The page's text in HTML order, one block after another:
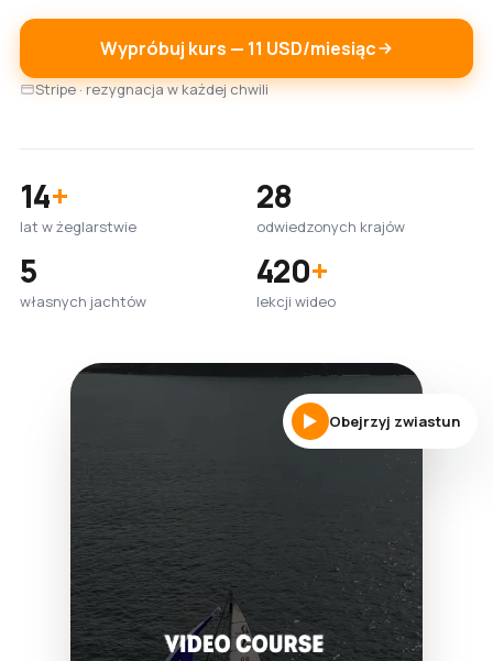
Wypróbuj kurs — 11 USD/miesiąc
Stripe · rezygnacja w każdej chwili
14+
lat w żeglarstwie
28
odwiedzonych krajów
5
własnych jachtów
420+
lekcji wideo
Obejrzyj zwiastun